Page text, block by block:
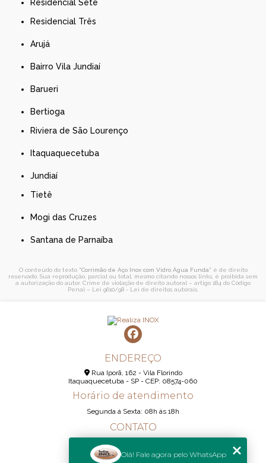
Residencial Sete
Residencial Três
Arujá
Bairro Vila Jundiaí
Barueri
Bertioga
Riviera de São Lourenço
Itaquaquecetuba
Jundiaí
Tietê
Mogi das Cruzes
Santana de Parnaíba
O conteúdo do texto "Corrimão de Aço Inox com Vidro Água Funda" é de direito
reservado. Sua reprodução, parcial ou total, mesmo citando nossos links, é proibida sem
a autorização do autor. Crime de violação de direito autoral – artigo 184 do Código
Penal – Lei 9610/98 - Lei de direitos autorais
ENDEREÇO
Rua Iporã, 162 - Vila Florindo
Itaquaquecetuba - SP - CEP: 08574-060
Horário de atendimento
Segunda á Sexta: 08h ás 18h
CONTATO
(11) 98189-1344
Olá! Fale agora pelo WhatsApp